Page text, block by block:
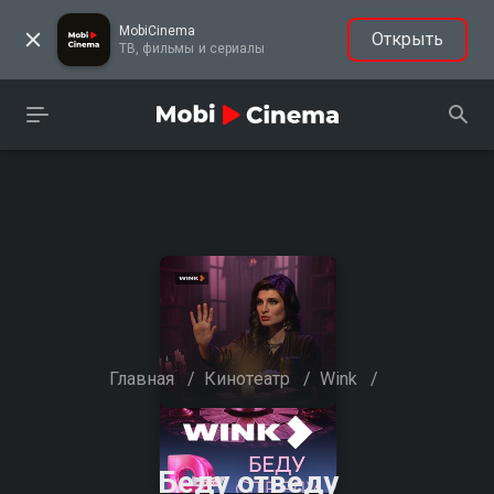
MobiCinema
ТВ, фильмы и сериалы
Открыть
Главная / Кинотеатр / Wink /
Беду отведу